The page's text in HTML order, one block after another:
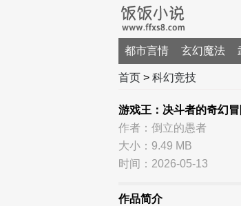
都市言情 玄幻魔法
首页 > 科幻竞技
游戏王：决斗者的奇幻
作者：倒立的愚者
大小：9.49 MB
时间：2026-05-13
作品简介